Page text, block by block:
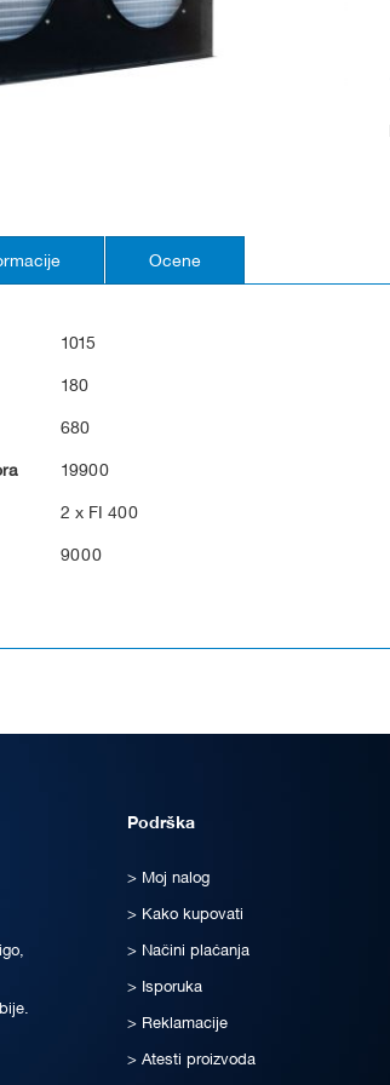
1015
180
680
19900
2 x FI 400
9000
Ocene
Podrška
Moj nalog
Kako kupovati
Načini plaćanja
Isporuka
Reklamacije
Atesti proizvoda